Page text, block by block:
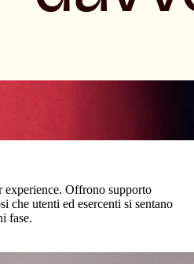
experience. Offrono supporto
che utenti ed esercenti si sentano
fase.